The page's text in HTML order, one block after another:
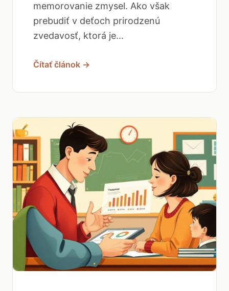
memorovanie zmysel. Ako však
prebudiť v deťoch prirodzenú
zvedavosť, ktorá je...
Čítať článok →